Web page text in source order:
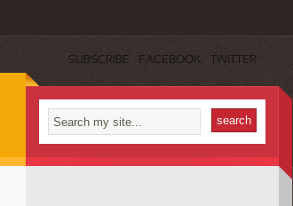
SUBSCRIBE FACEBOOK TWITTER